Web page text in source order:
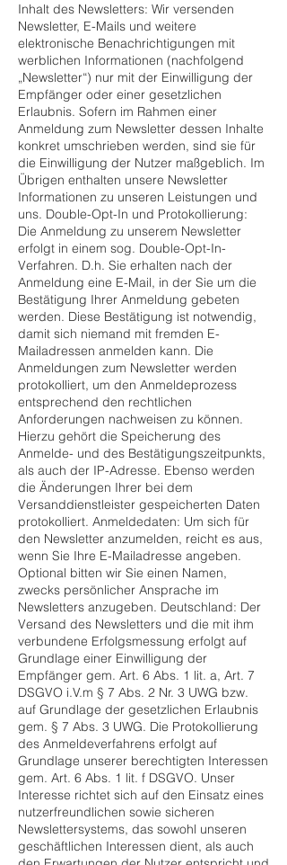
Inhalt des Newsletters: Wir versenden
Newsletter, E-Mails und weitere
elektronische Benachrichtigungen mit
werblichen Informationen (nachfolgend
„Newsletter“) nur mit der Einwilligung der
Empfänger oder einer gesetzlichen
Erlaubnis. Sofern im Rahmen einer
Anmeldung zum Newsletter dessen Inhalte
konkret umschrieben werden, sind sie für
die Einwilligung der Nutzer maßgeblich. Im
Übrigen enthalten unsere Newsletter
Informationen zu unseren Leistungen und
uns. Double-Opt-In und Protokollierung:
Die Anmeldung zu unserem Newsletter
erfolgt in einem sog. Double-Opt-In-
Verfahren. D.h. Sie erhalten nach der
Anmeldung eine E-Mail, in der Sie um die
Bestätigung Ihrer Anmeldung gebeten
werden. Diese Bestätigung ist notwendig,
damit sich niemand mit fremden E-
Mailadressen anmelden kann. Die
Anmeldungen zum Newsletter werden
protokolliert, um den Anmeldeprozess
entsprechend den rechtlichen
Anforderungen nachweisen zu können.
Hierzu gehört die Speicherung des
Anmelde- und des Bestätigungszeitpunkts,
als auch der IP-Adresse. Ebenso werden
die Änderungen Ihrer bei dem
Versanddienstleister gespeicherten Daten
protokolliert. Anmeldedaten: Um sich für
den Newsletter anzumelden, reicht es aus,
wenn Sie Ihre E-Mailadresse angeben.
Optional bitten wir Sie einen Namen,
zwecks persönlicher Ansprache im
Newsletters anzugeben. Deutschland: Der
Versand des Newsletters und die mit ihm
verbundene Erfolgsmessung erfolgt auf
Grundlage einer Einwilligung der
Empfänger gem. Art. 6 Abs. 1 lit. a, Art. 7
DSGVO i.V.m § 7 Abs. 2 Nr. 3 UWG bzw.
auf Grundlage der gesetzlichen Erlaubnis
gem. § 7 Abs. 3 UWG. Die Protokollierung
des Anmeldeverfahrens erfolgt auf
Grundlage unserer berechtigten Interessen
gem. Art. 6 Abs. 1 lit. f DSGVO. Unser
Interesse richtet sich auf den Einsatz eines
nutzerfreundlichen sowie sicheren
Newslettersystems, das sowohl unseren
geschäftlichen Interessen dient, als auch